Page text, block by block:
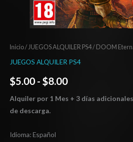
Inicio/ JUEGOS ALQUILER PS4/ DOOM
JUEGOS ALQUILER PS4
$5.00 - $8.00
Alquiler por 1 Mes + 3 días
de descarga.
Idioma: Español